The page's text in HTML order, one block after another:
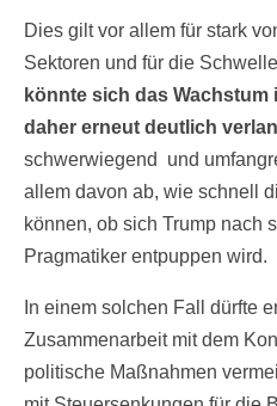
Dies gilt vor allem für stark
Sektoren und für die
könnte sich das Wachstum
daher erneut deutlich
schwerwiegend und
allem davon ab, wie schnell
können, ob sich Trump nach
Pragmatiker entpuppen wird.
In einem solchen Fall dürfte
Zusammenarbeit mit dem
politische Maßnahmen